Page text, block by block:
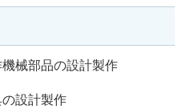
械部品の設計製作
設計製作